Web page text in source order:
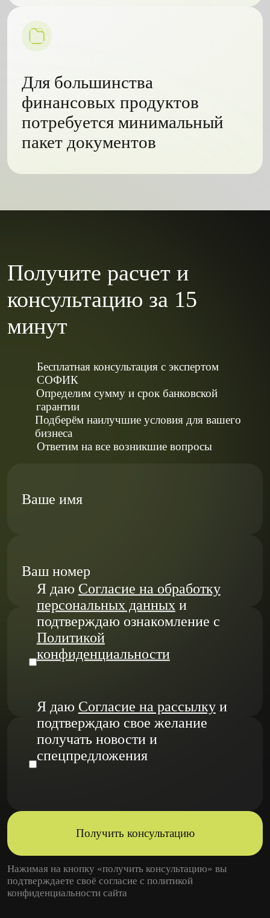
Для большинства
финансовых продуктов
потребуется минимальный
пакет документов
Получите расчет и
консультацию за 15
минут
Бесплатная консультация с экспертом
СОФИК
Определим сумму и срок банковской
гарантии
Подберём наилучшие условия для вашего
бизнеса
Ответим на все возникшие вопросы
Ваше имя
Ваш номер
Я даю Согласие на обработку
персональных данных и
подтверждаю ознакомление с
Политикой
конфиденциальности
Я даю Согласие на рассылкуи
подтверждаю свое желание
получать новости и
спецпредложения
Получить консультацию
Нажимая на кнопку «получить консультацию» вы
подтверждаете своё согласие с политикой
конфиденциальностисайта